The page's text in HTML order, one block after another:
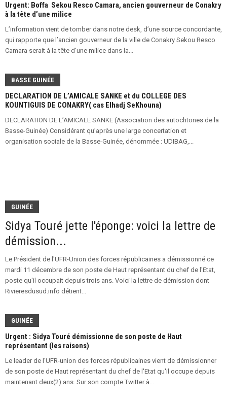
Urgent: Boffa Sekou Resco Camara, ancien gouverneur de Conakry
à la tête d’une milice
L’information vient de tomber dans notre desk, d’une source concordante,
qui rapporte que l’ancien gouverneur de la ville de Conakry Sekou Resco
Camara serait à la tête d’une milice dans la...
BASSE GUINÉE
DECLARATION DE L’AMICALE SANKE et du COLLEGE DES
KOUNTIGUIS DE CONAKRY( cas Elhadj SeKhouna)
DECLARATION DE L’AMICALE SANKE (Association des autochtones de la
Basse-Guinée) Considérant qu’après une large concertation et
organisation sociale de la Basse-Guinée, dénommée : UDIBAG,...
GUINÉE
Sidya Touré jette l'éponge: voici la lettre de
démission...
Le Président de l'UFR-Union des forces républicaines a démissionné ce
mardi 11 décembre de son poste de Haut représentant du chef de l'Etat,
poste qu'il occupait depuis trois ans. Voici la lettre de démission dont
Rivieresdusud.info détient...
GUINÉE
Urgent : Sidya Touré démissionne de son poste de Haut
représentant (les raisons)
Le leader de l'UFR-union des forces républicaines vient de démissionner
de son poste de Haut représentant du chef de l'Etat qu'il occupe depuis
maintenant deux(2) ans. Sur son compte Twitter à...